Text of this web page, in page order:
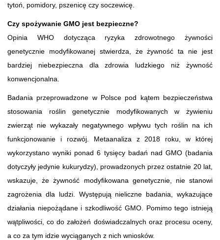
tytoń, pomidory, pszenicę czy soczewicę.
Czy spożywanie GMO jest bezpieczne?
Opinia WHO dotycząca ryzyka zdrowotnego żywności
genetycznie modyfikowanej stwierdza, że żywność ta nie jest
bardziej niebezpieczna dla zdrowia ludzkiego niż żywność
konwencjonalna.
Badania przeprowadzone w Polsce pod kątem bezpieczeństwa
stosowania roślin genetycznie modyfikowanych w żywieniu
zwierząt nie wykazały negatywnego wpływu tych roślin na ich
funkcjonowanie i rozwój. Metaanaliza z 2018 roku, w której
wykorzystano wyniki ponad 6 tysięcy badań nad GMO (badania
dotyczyły jedynie kukurydzy), prowadzonych przez ostatnie 20 lat,
wskazuje, że żywność modyfikowana genetycznie, nie stanowi
zagrożenia dla ludzi. Występują nieliczne badania, wykazujące
działania niepożądane i szkodliwość GMO. Pomimo tego istnieją
wątpliwości, co do założeń doświadczalnych oraz procesu oceny,
a co za tym idzie wyciąganych z nich wniosków.